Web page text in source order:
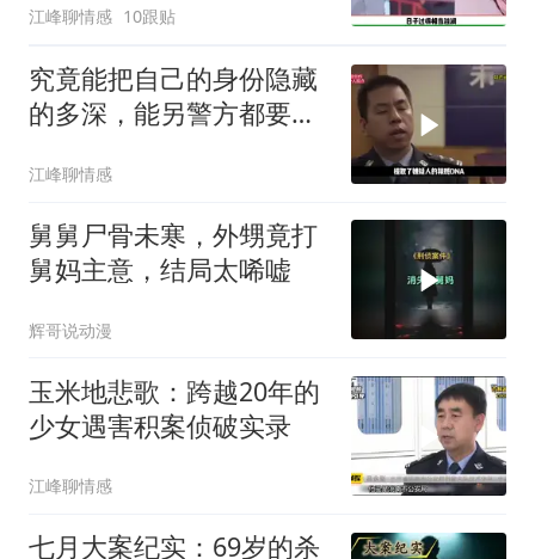
江峰聊情感 10跟贴
究竟能把自己的身份隐藏
的多深，能另警方都要刮
江峰聊情感
舅舅尸骨未寒，外甥竟打
舅妈主意，结局太唏嘘
辉哥说动漫
玉米地悲歌：跨越20年的
少女遇害积案侦破实录
江峰聊情感
七月大案纪实：69岁的杀